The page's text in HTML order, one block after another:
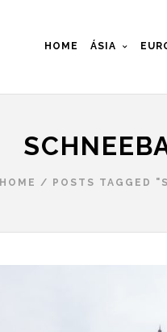
HOME ÁSIA
HOME / POSTS TAGGED